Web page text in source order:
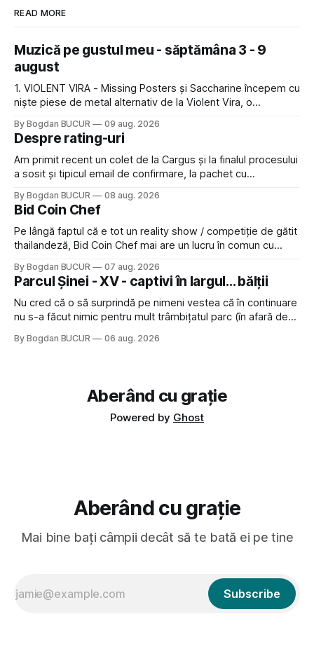
READ MORE
Muzică pe gustul meu - săptămâna 3 - 9
august
1. VIOLENT VIRA - Missing Posters și Saccharine începem cu
niște piese de metal alternativ de la Violent Vira, o
acest gen. E genul de muzică pe care îl ascultam cu plăcere
acum 15-20 de ani și mă bucur să văd
By Bogdan BUCUR 09 aug. 2026
Despre rating-uri
Am primit recent un colet de la Cargus și la finalul procesului
a sosit și tipicul email de confirmare, la pachet cu
feedback-ului și eram în toate bune, de data asta am dat
click să le las un rating. Un 5
By Bogdan BUCUR 08 aug. 2026
Bid Coin Chef
Pe lângă faptul că e tot un reality show / competiție de gătit
thailandeză, Bid Coin Chef mai are un lucru în comun cu
lăsat rece la prima vedere, după care m-a făcut să mă
îndrăgostesc de el. Nu mi-a plăcut faptul
By Bogdan BUCUR 07 aug. 2026
Parcul Șinei - XV - captivi în largul... bălții
Nu cred că o să surprindă pe nimeni vestea că în continuare
nu s-a făcut nimic pentru mult trâmbițatul parc (în afară de
timp pui și latră prin gard la lumea care trece prin zonă). Am
By Bogdan BUCUR 06 aug. 2026
Aberând cu grație
Powered by Ghost
Aberând cu grație
Mai bine bați câmpii decât să te bată ei pe tine
Subscribe